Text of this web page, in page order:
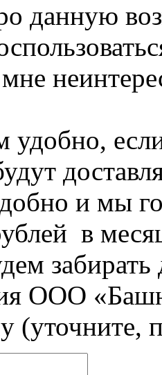
данную
удобно,
и мы
в
ООО
(уточните,